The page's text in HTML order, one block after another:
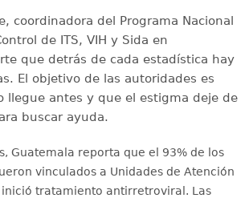
coordinadora del Programa Nacional
de ITS, VIH y Sida en
que detrás de cada estadística hay
El objetivo de las autoridades es
llegue antes y que el estigma deje de
buscar ayuda.
Guatemala reporta que el 93% de los
vinculados a Unidades de Atención
tratamiento antirretroviral . Las